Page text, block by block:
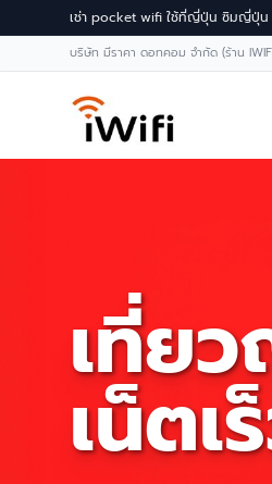
เช่า pocket wifi ใช้ที่ญี่ปุ่น ซิมญี่ปุ่น
บริษัท มีราคา ดอทคอม จำกัด (ร้าน
เที่ย
เน็ต